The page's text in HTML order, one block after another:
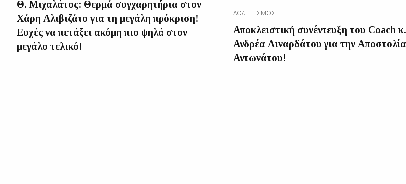
Θ. Μιχαλάτος: Θερμά συγχαρητήρια στον
Χάρη Αλιβιζάτο για τη μεγάλη πρόκριση!
Ευχές να πετάξει ακόμη πιο ψηλά στον
μεγάλο τελικό!
ΑΘΛΗΤΙΣΜΌΣ
Αποκλειστική συνέντευξη του Coach κ.
Ανδρέα Λιναρδάτου για την Αποστολία
Αντωνάτου!